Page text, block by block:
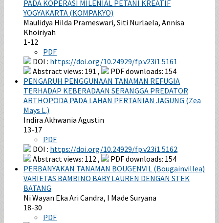
PADA KOPERASI MILENIAL PETANI KREATIF
YOGYAKARTA (KOMPAKYO)
Maulidya Hilda Prameswari, Siti Nurlaela, Annisa
Khoiriyah
1-12
PDF
DOI : https://doi.org/10.24929/fp.v23i1.5161
Abstract views: 191 ,
PDF downloads: 154
PENGARUH PENGGUNAAN TANAMAN REFUGIA
TERHADAP KEBERADAAN SERANGGA PREDATOR
ARTHOPODA PADA LAHAN PERTANIAN JAGUNG (Zea
Mays L.)
Indira Akhwania Agustin
13-17
PDF
DOI : https://doi.org/10.24929/fp.v23i1.5162
Abstract views: 112 ,
PDF downloads: 154
PERBANYAKAN TANAMAN BOUGENVIL (Bougainvillea)
VARIETAS BAMBINO BABY LAUREN DENGAN STEK
BATANG
Ni Wayan Eka Ari Candra, I Made Suryana
18-30
PDF